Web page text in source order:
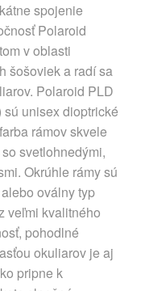
spojenie
Polaroid
v oblasti
šošoviek a radí sa
Polaroid PLD
unisex dioptrické
rámov skvele
svetlohnedými,
Okrúhle rámy sú
oválny typ
veľmi kvalitného
pohodlné
okuliarov je aj
pripne k